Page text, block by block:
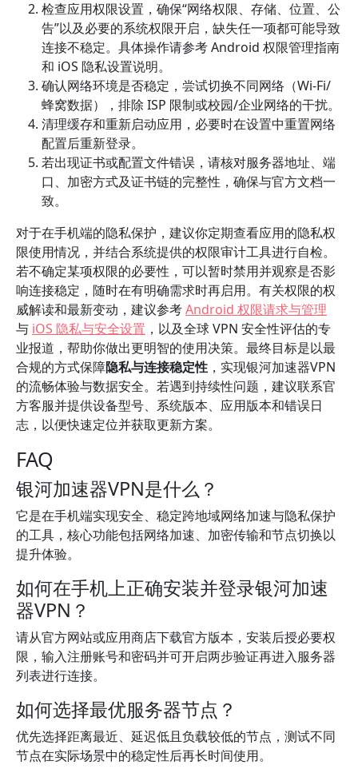
检查应用权限设置，确保“网络权限、存储、位置、公
告”以及必要的系统权限开启，缺失任一项都可能导致
连接不稳定。具体操作请参考 Android 权限管理指南
和 iOS 隐私设置说明。
确认网络环境是否稳定，尝试切换不同网络（Wi‑Fi/
蜂窝数据），排除 ISP 限制或校园/企业网络的干扰。
清理缓存和重新启动应用，必要时在设置中重置网络
配置后重新登录。
若出现证书或配置文件错误，请核对服务器地址、端
口、加密方式及证书链的完整性，确保与官方文档一
致。
对于在手机端的隐私保护，建议你定期查看应用的隐私权
限使用情况，并结合系统提供的权限审计工具进行自检。
若不确定某项权限的必要性，可以暂时禁用并观察是否影
响连接稳定，随时在有明确需求时再启用。有关权限的权
威解读和最新变动，建议参考Android 权限请求与管理
与 iOS 隐私与安全设置 ，以及全球 VPN 安全性评估的专
业报道，帮助你做出更明智的使用决策。最终目标是以最
合规的方式保障隐私与连接稳定性 ，实现银河加速器VPN
的流畅体验与数据安全。若遇到持续性问题，建议联系官
方客服并提供设备型号、系统版本、应用版本和错误日
志，以便快速定位并获取更新方案。
FAQ
银河加速器VPN是什么？
它是在手机端实现安全、稳定跨地域网络加速与隐私保护
的工具，核心功能包括网络加速、加密传输和节点切换以
提升体验。
如何在手机上正确安装并登录银河加速
器VPN？
请从官方网站或应用商店下载官方版本，安装后授必要权
限，输入注册账号和密码并可开启两步验证再进入服务器
列表进行连接。
如何选择最优服务器节点？
优先选择距离最近、延迟低且负载较低的节点，测试不同
节点在实际场景中的稳定性后再长时间使用。